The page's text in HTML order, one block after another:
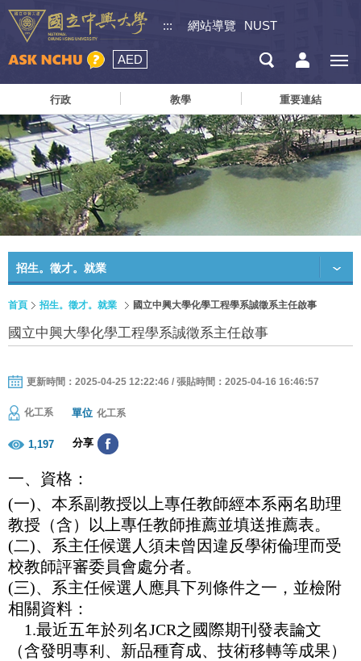
::: 網站導覽 NUST
AED
行政 教學 重要連結
招生。徵才。就業
首頁 招生。徵才。就業 國立中興大學化學工程學系誠徵系主任啟事
國立中興大學化學工程學系誠徵系主任啟事
更新時間：2025-04-25 12:22:46 / 張貼時間：2025-04-16 16:46:57
化工系 單位 化工系
1,197 分享
一、資格：
(一)、本系副教授以上專任教師經本系兩名助理
教授（含）以上專任教師推薦並填送推薦表。
(二)、 系主任候選人須未曾因違反學術倫理而受
校教師評審委員會處分者。
(三)、 系主任候選人應具下列條件之一，並檢附
相關資料：
1.最近五年於列名JCR之國際期刊發表論文
（含發明專利、新品種育成、技術移轉等成果）